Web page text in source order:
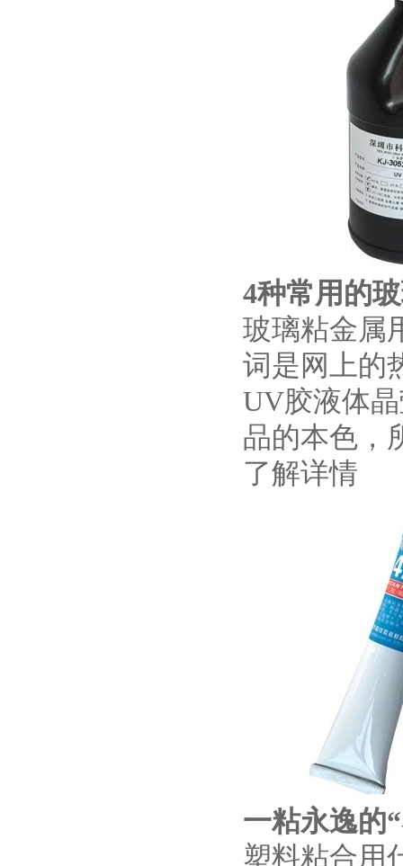
4种常用的
玻璃粘金属
词是网上的
UV胶液体
品的本色，
了解详情
一粘永逸的
塑料粘合用